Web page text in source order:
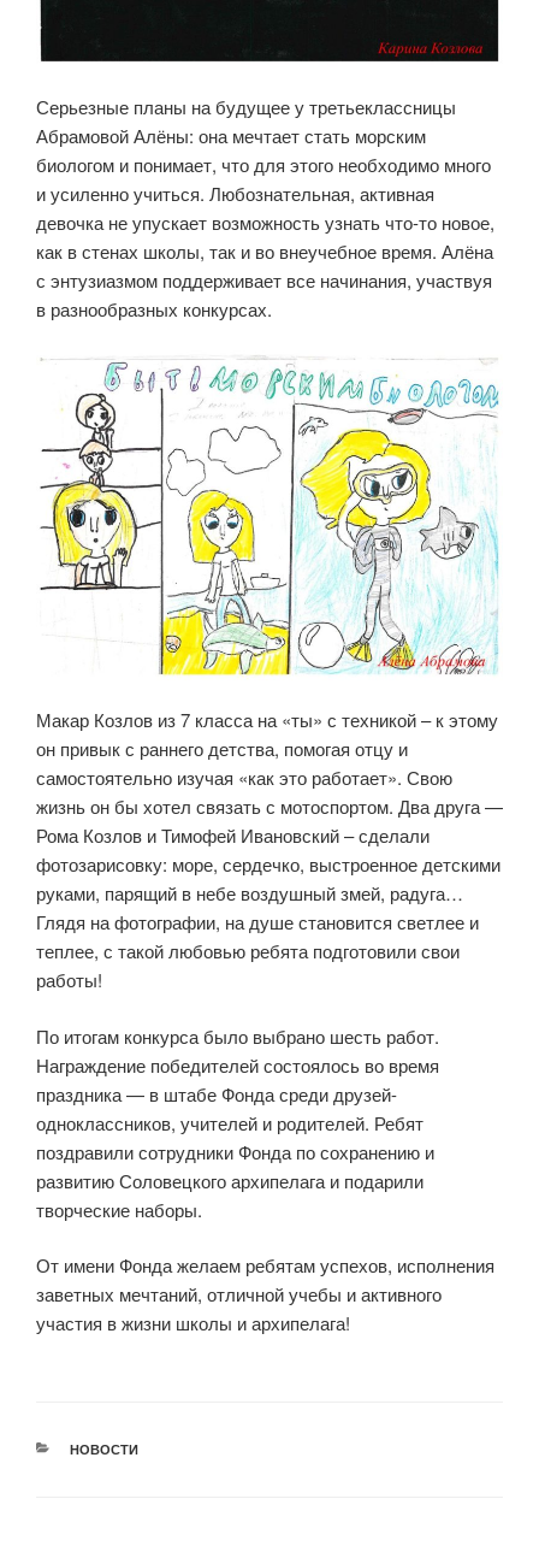
Серьезные планы на будущее у третьеклассницы
Абрамовой Алёны: она мечтает стать морским
биологом и понимает, что для этого необходимо много
и усиленно учиться. Любознательная, активная
девочка не упускает возможность узнать что-то новое,
как в стенах школы, так и во внеучебное время. Алёна
с энтузиазмом поддерживает все начинания, участвуя
в разнообразных конкурсах.
Макар Козлов из 7 класса на «ты» с техникой – к этому
он привык с раннего детства, помогая отцу и
самостоятельно изучая «как это работает». Свою
жизнь он бы хотел связать с мотоспортом. Два друга —
Рома Козлов и Тимофей Ивановский – сделали
фотозарисовку: море, сердечко, выстроенное детскими
руками, парящий в небе воздушный змей, радуга…
Глядя на фотографии, на душе становится светлее и
теплее, с такой любовью ребята подготовили свои
работы!
По итогам конкурса было выбрано шесть работ.
Награждение победителей состоялось во время
праздника — в штабе Фонда среди друзей-
одноклассников, учителей и родителей. Ребят
поздравили сотрудники Фонда по сохранению и
развитию Соловецкого архипелага и подарили
творческие наборы.
От имени Фонда желаем ребятам успехов, исполнения
заветных мечтаний, отличной учебы и активного
участия в жизни школы и архипелага!
РУБРИКИ
НОВОСТИ